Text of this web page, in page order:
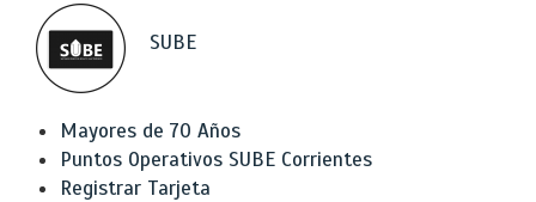
SUBE
Mayores de 70 Años
Puntos Operativos SUBE Corrientes
Registrar Tarjeta